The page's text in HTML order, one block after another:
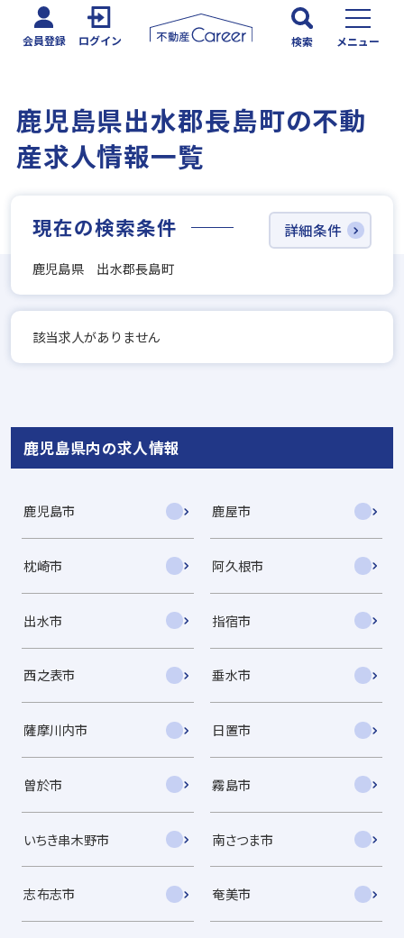
会員登録 ログイン 検索 メニュー
鹿児島県出水郡長島町の不動
産求人情報一覧
現在の検索条件
鹿児島県 出水郡長島町
詳細条件
該当求人がありません
鹿児島県内の求人情報
鹿児島市 鹿屋市
枕崎市 阿久根市
出水市 指宿市
西之表市 垂水市
薩摩川内市 日置市
曽於市 霧島市
いちき串木野市 南さつま市
志布志市 奄美市